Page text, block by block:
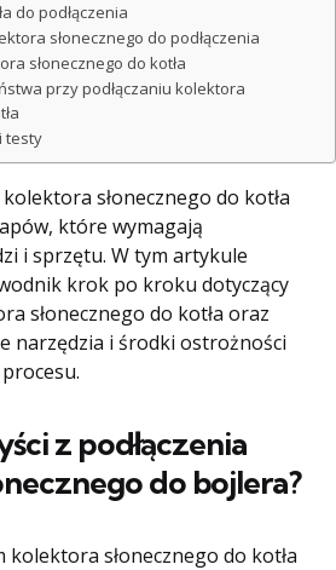
do podłączenia
słonecznego do podłączenia
słonecznego do kotła
przy podłączaniu kolektora
testy
słonecznego do kotła
które wymagają
i sprzętu. W tym artykule
krok po kroku dotyczący
słonecznego do kotła oraz
narzędzia i środki ostrożności
z podłączenia
do bojlera?
kolektora słonecznego do kotła